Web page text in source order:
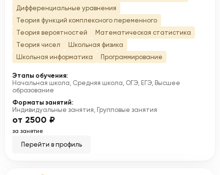
Дифференциальные уравнения
Теория функций комплексного переменного
Теория вероятностей
Математическая статистика
Теория чисел
Школьная физика
Школьная информатика
Программирование
Этапы обучения:
Начальная школа, Средняя школа, ОГЭ, ЕГЭ, Высшее
образование
Форматы занятий:
Индивидуальные занятия, Групповые занятия
от 2500 ₽
за занятие
Перейти в профиль